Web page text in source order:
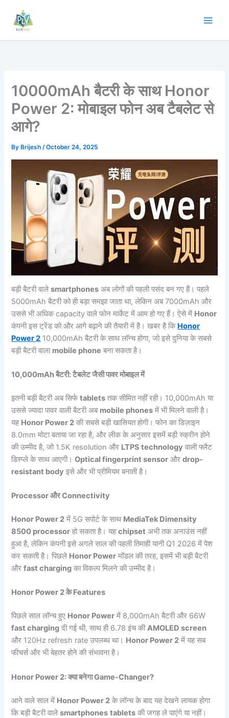
content
10000mAh बैटरी के साथ Honor
Power 2: मोबाइल फोन अब टैबलेट से
आगे?
By Brijesh/October 24, 2025
बड़ी बैटरी वालेsmartphones अब लोगों की पहली पसंद बन गए हैं। पहले
5000mAh बैटरी को ही बड़ा समझा जाता था, लेकिन अब 7000mAh और
उससे भी अधिक capacity वाले फोन मार्केट में आम हो गए हैं। ऐसे में Honor
कंपनी इस ट्रेंड को और आगे बढ़ाने की तैयारी में है। खबर है कि Honor
Power 2 10,000mAh बैटरी के साथ लॉन्च होगा, जो इसे दुनिया के सबसे
बड़ी बैटरी वाला mobile phone बना सकता है।
10,000mAh बैटरी: टैबलेट जैसी पावर मोबाइल में
इतनी बड़ी बैटरी अब सिर्फtablets तक सीमित नहीं रही। 10,000mAh या
उससे ज्यादा पावर वाली बैटरी अब mobile phones में भी मिलने वाली है।
यह Honor Power 2 की सबसे बड़ी खासियत होगी। फोन का डिज़ाइन
8.0mm मोटा बताया जा रहा है, और लीक के अनुसार इसमें बड़ी स्क्रीन होने
की उम्मीद है, जो 1.5K resolution और LTPS technology वाली फ्लैट
डिस्प्ले के साथ आएगी।Optical fingerprint sensor औरdrop-
resistant body इसे और भी प्रीमियम बनाती है।
Processor और Connectivity
Honor Power 2 में 5G सपोर्ट के साथ MediaTek Dimensity
8500 processor हो सकता है। यहchipset अभी तक अनाउंस नहीं
हुआ है, लेकिन कंपनी इसे अगले साल की पहली तिमाही यानी Q1 2026 में पेश
कर सकती है। पिछले Honor Power मॉडल की तरह, इसमें भी बड़ी बैटरी
औरfast charging का विकल्प मिलने की उम्मीद है।
Honor Power 2 के Features
पिछले साल लॉन्च हुए Honor Power में 8,000mAh बैटरी और 66W
fast charging दी गई थी, साथ ही 6.78 इंच कीAMOLED screen
और 120Hz refresh rate उपलब्ध था। Honor Power 2 में यह सब
फीचर्स और भी बेहतर होने की संभावना है।
Honor Power 2: क्या बनेगा Game-Changer?
आने वाले साल में Honor Power 2 के लॉन्च के बाद यह देखने लायक होगा
कि बड़ी बैटरी वालेsmartphones tablets की जगह ले पाएंगे या नहीं।